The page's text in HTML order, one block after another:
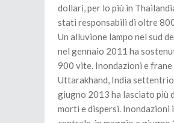
dollari, per lo più in
stati responsabili di oltre
Un alluvione lampo nel sud
nel gennaio 2011 ha
900 vite. Inondazioni e frane
Uttarakhand, India
giugno 2013 ha lasciato più
morti e dispersi. Inondazioni